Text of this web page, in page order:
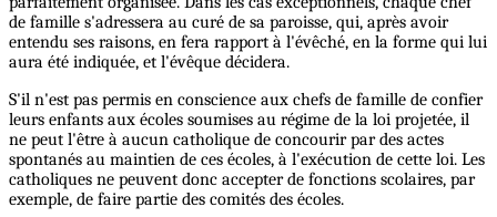
de famille s'adressera au curé de sa paroisse, qui, après avoir
entendu ses raisons, en fera rapport à l'évêché, en la forme qui lui
aura été indiquée, et l'évêque décidera.
S'il n'est pas permis en conscience aux chefs de famille de confier
leurs enfants aux écoles soumises au régime de la loi projetée, il
ne peut l'être à aucun catholique de concourir par des actes
spontanés au maintien de ces écoles, à l'exécution de cette loi. Les
catholiques ne peuvent donc accepter de fonctions scolaires, par
exemple, de faire partie des comités des écoles.